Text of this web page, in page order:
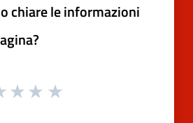
chiare le informazioni